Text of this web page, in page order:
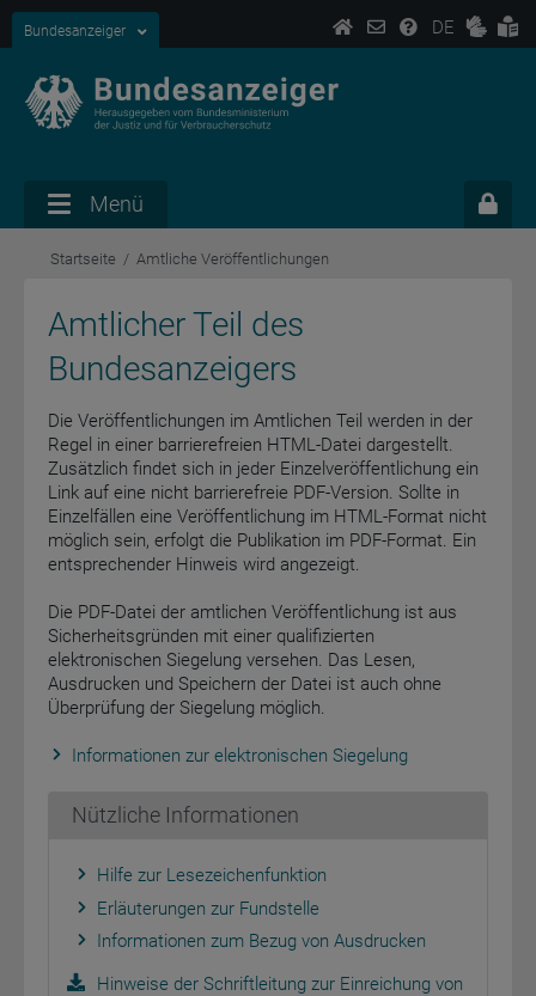
Bundesanzeiger DE
Menü
Startseite Amtliche Veröffentlichungen
Amtlicher Teil des
Bundesanzeigers
Die Veröffentlichungen im Amtlichen Teil werden in der
Regel in einer barrierefreien HTML-Datei dargestellt.
Zusätzlich findet sich in jeder Einzelveröffentlichung ein
Link auf eine nicht barrierefreie PDF-Version. Sollte in
Einzelfällen eine Veröffentlichung im HTML-Format nicht
möglich sein, erfolgt die Publikation im PDF-Format. Ein
entsprechender Hinweis wird angezeigt.
Die PDF-Datei der amtlichen Veröffentlichung ist aus
Sicherheitsgründen mit einer qualifizierten
elektronischen Siegelung versehen. Das Lesen,
Ausdrucken und Speichern der Datei ist auch ohne
Überprüfung der Siegelung möglich.
Informationen zur elektronischen Siegelung
Nützliche Informationen
Hilfe zur Lesezeichenfunktion
Erläuterungen zur Fundstelle
Informationen zum Bezug von Ausdrucken
Hinweise der Schriftleitung zur Einreichung von